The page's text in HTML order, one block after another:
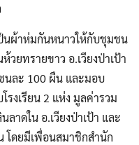
ป็นผ้าห่มกันหนาวให้กับชุมชน
ยทรายขาว อ.เวียงป่าเป้า
นละ 100 ผืน และมอบ
งเรียน 2 แห่ง มูลค่ารวม
าดใน อ.เวียงป่าเป้า และ
โดยมีเพื่อนสมาชิกสำนัก